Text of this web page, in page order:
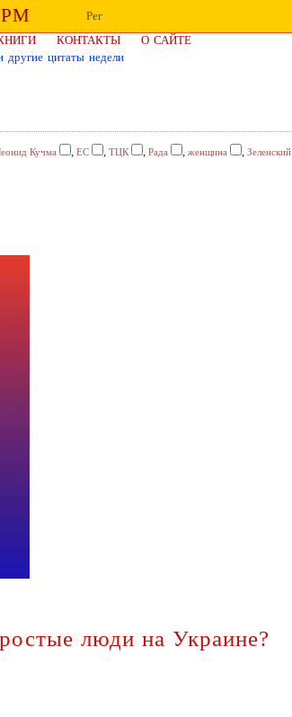
Рег
КОНТАКТЫ
О САЙТЕ
цитаты недели
Кучма , ЕС , ТЦК , Рада , женщина , Зеленский
люди на Украине?